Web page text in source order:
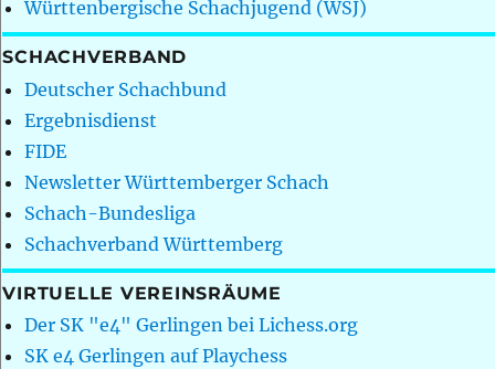
Württenbergische Schachjugend (WSJ)
SCHACHVERBAND
Deutscher Schachbund
Ergebnisdienst
FIDE
Newsletter Württemberger Schach
Schach-Bundesliga
Schachverband Württemberg
VIRTUELLE VEREINSRÄUME
Der SK "e4" Gerlingen bei Lichess.org
SK e4 Gerlingen auf Playchess